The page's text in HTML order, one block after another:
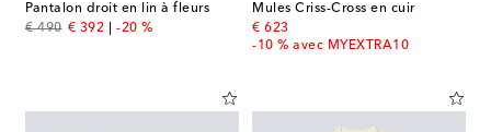
Pantalon droit en lin à fleurs
€ 490
original price
€ 392
discount price
-20 %
Mules Criss-Cross en cuir
€ 623
original price
-10 % avec MYEXTRA10